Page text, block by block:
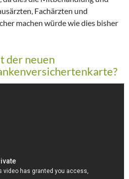
Fachärzten und
machen würde wie dies bisher
der neuen